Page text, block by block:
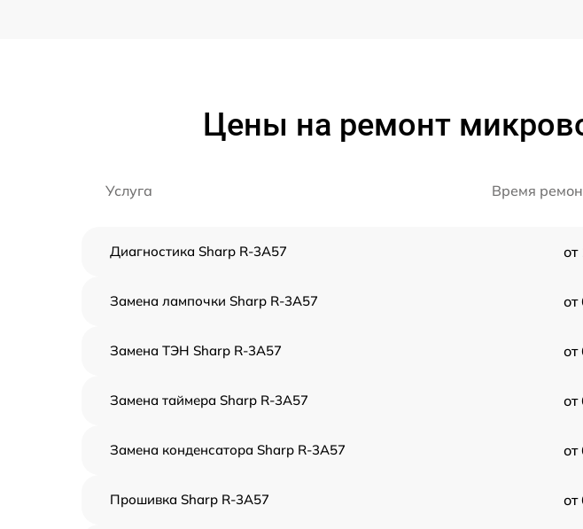
Цены на ремонт
Услуга Время
Диагностика Sharp R-3A57 от
Замена лампочки Sharp R-3A57 от
Замена ТЭН Sharp R-3A57 от
Замена таймера Sharp R-3A57 от
Замена конденсатора Sharp R-3A57 от
Прошивка Sharp R-3A57 от